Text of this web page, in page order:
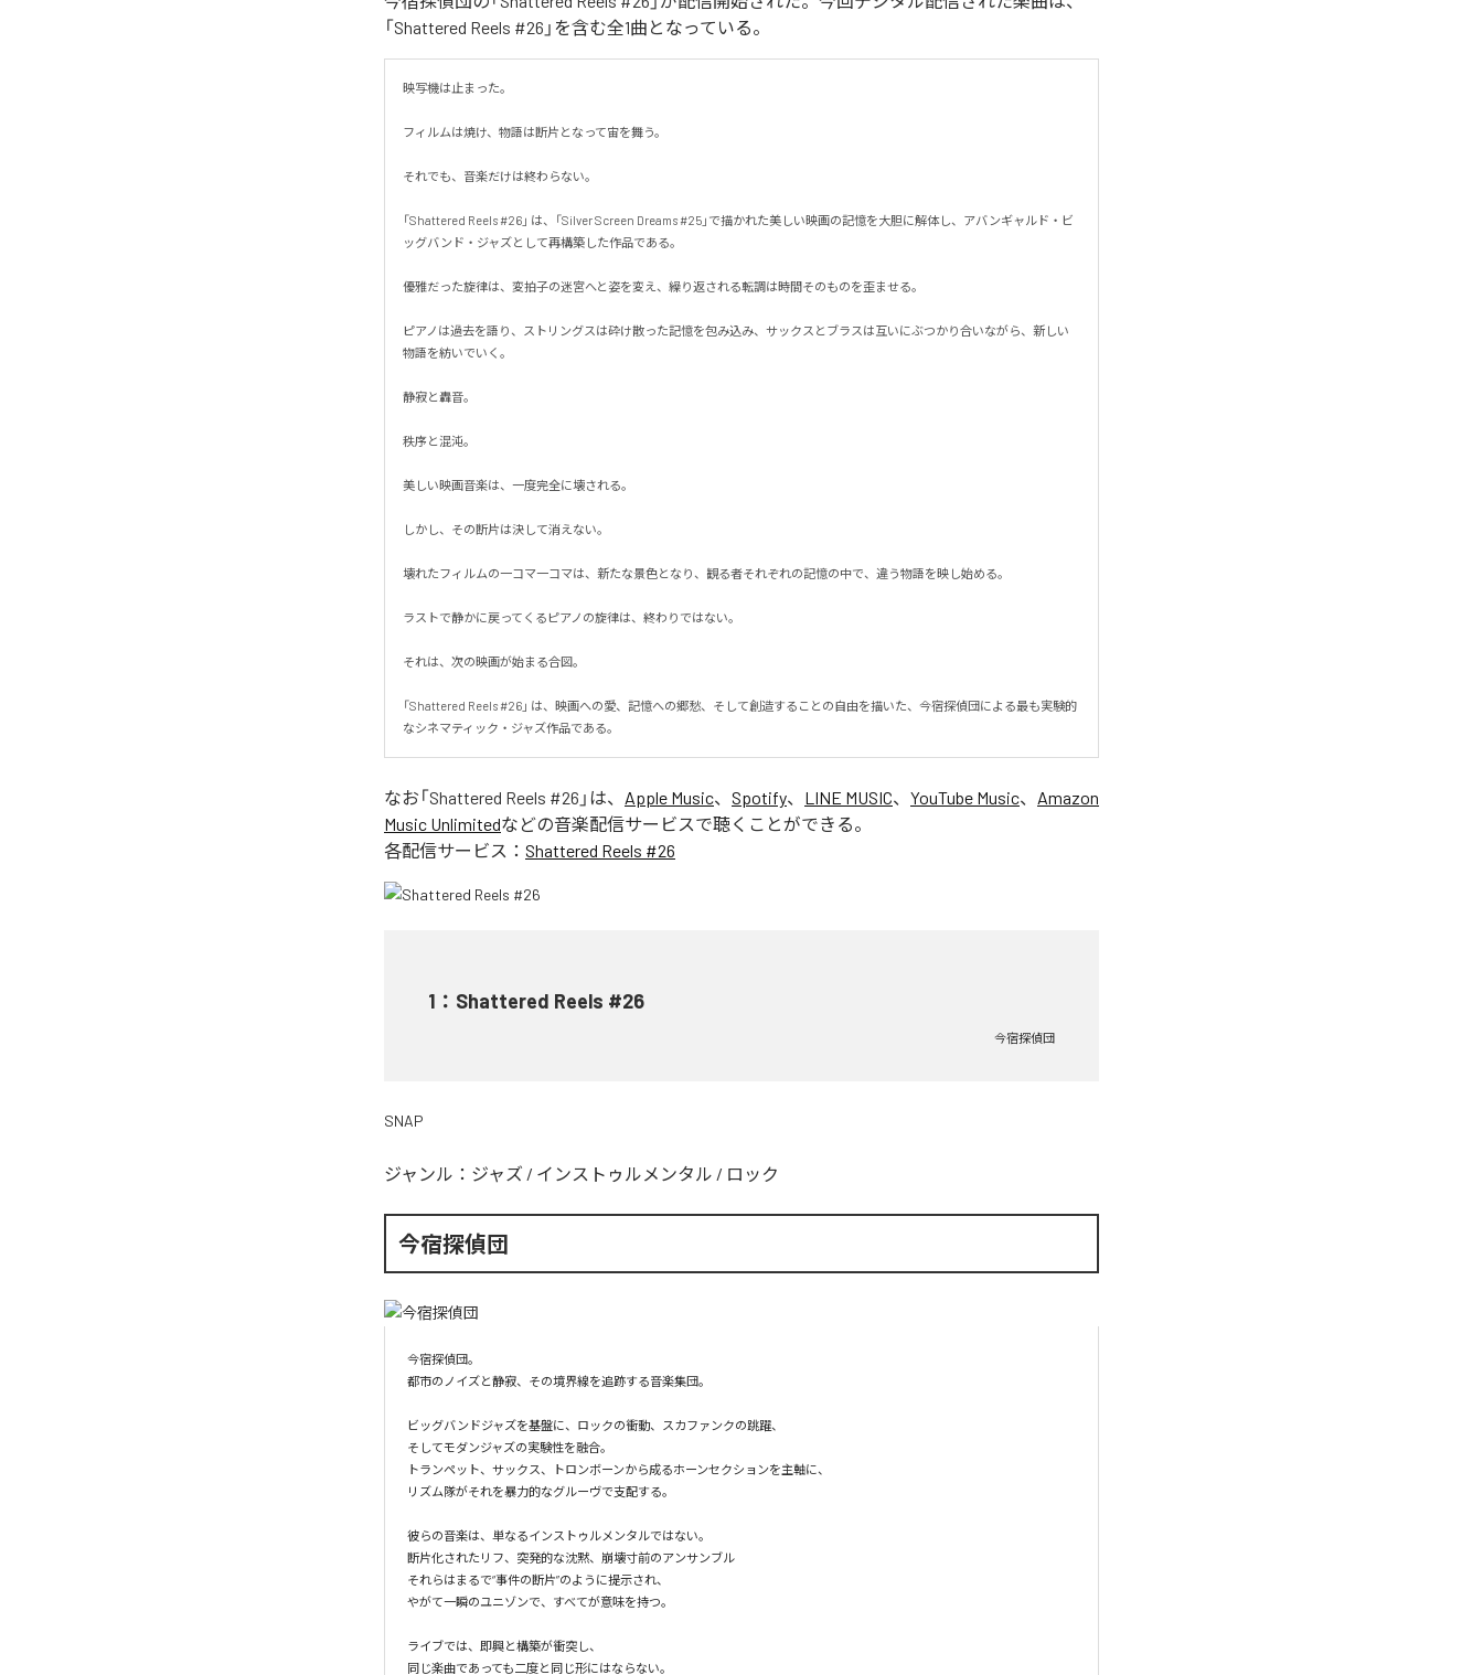
「Shattered Reels #26」を含む全1曲となっている。
映写機は止まった。
フィルムは焼け、物語は断片となって宙を舞う。
それでも、音楽だけは終わらない。
「Shattered Reels #26」 は、「Silver Screen Dreams #25」で描かれた美しい映画の記憶を大胆に解体し、アバンギャルド・ビ
ッグバンド・ジャズとして再構築した作品である。
優雅だった旋律は、変拍子の迷宮へと姿を変え、繰り返される転調は時間そのものを歪ませる。
ピアノは過去を語り、ストリングスは砕け散った記憶を包み込み、サックスとブラスは互いにぶつかり合いながら、新しい
物語を紡いでいく。
静寂と轟音。
秩序と混沌。
美しい映画音楽は、一度完全に壊される。
しかし、その断片は決して消えない。
壊れたフィルムの一コマ一コマは、新たな景色となり、観る者それぞれの記憶の中で、違う物語を映し始める。
ラストで静かに戻ってくるピアノの旋律は、終わりではない。
それは、次の映画が始まる合図。
「Shattered Reels #26」 は、映画への愛、記憶への郷愁、そして創造することの自由を描いた、今宿探偵団による最も実験的
なシネマティック・ジャズ作品である。
なお「Shattered Reels #26 」は、 Apple Music、 Spotify、 LINE MUSIC、 YouTube Music、 Amazon
Music Unlimitedなどの音楽配信サービスで聴くことができる。
各配信サービス： Shattered Reels #26
1 ： Shattered Reels #26
今宿探偵団
SNAP
ジャンル： ジャズ / インストゥルメンタル / ロック
今宿探偵団
今宿探偵団。
都市のノイズと静寂、その境界線を追跡する音楽集団。
ビッグバンドジャズを基盤に、ロックの衝動、スカファンクの跳躍、
そしてモダンジャズの実験性を融合。
トランペット、サックス、トロンボーンから成るホーンセクションを主軸に、
リズム隊がそれを暴力的なグルーヴで支配する。
彼らの音楽は、単なるインストゥルメンタルではない。
断片化されたリフ、突発的な沈黙、崩壊寸前のアンサンブル
それらはまるで“事件の断片”のように提示され、
やがて一瞬のユニゾンで、すべてが意味を持つ。
ライブでは、即興と構築が衝突し、
同じ楽曲であっても二度と同じ形にはならない。